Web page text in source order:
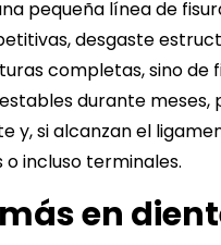
pequeña línea de
desgaste
completas, sino
durante meses,
y, si alcanzan el
incluso terminales.
en